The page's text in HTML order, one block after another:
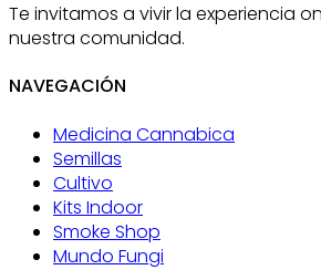
Te invitamos a vivir la experiencia
nuestra comunidad.
NAVEGACIÓN
Medicina Cannabica
Semillas
Cultivo
Kits Indoor
Smoke Shop
Mundo Fungi